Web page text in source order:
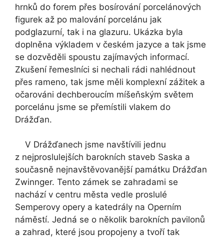
hrnků do forem přes bosírování porcelánových
figurek až po malování porcelánu jak
podglazurní, tak i na glazuru. Ukázka byla
doplněna výkladem v českém jazyce a tak jsme
se dozvěděli spoustu zajímavých informací.
Zkušení řemeslníci si nechali rádi nahlédnout
přes rameno, tak jsme měli komplexní zážitek a
očarováni dechberoucím míšeňským světem
porcelánu jsme se přemístili vlakem do
Drážďan.
V Drážďanech jsme navštívili jednu
z nejproslulejších barokních staveb Saska a
současně nejnavštěvovanější památku Drážďan
Zwinnger. Tento zámek se zahradami se
nachází v centru města vedle proslulé
Semperovy opery a katedrály na Operním
náměstí. Jedná se o několik barokních pavilonů
a zahrad, které jsou propojeny a tvoří tak